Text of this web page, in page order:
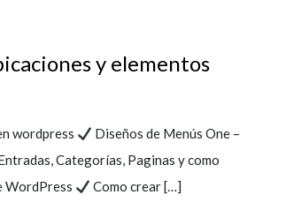
y elementos
wordpress
Diseños de Menús One –
Categorías, Paginas y como
WordPress Como crear […]